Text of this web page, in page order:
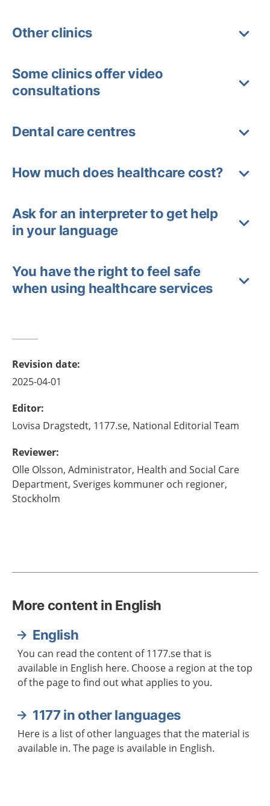
Other clinics
Some clinics offer video
consultations
Dental care centres
How much does healthcare cost?
Ask for an interpreter to get help
in your language
You have the right to feel safe
when using healthcare services
Revision date:
2025-04-01
Editor:
Lovisa Dragstedt, 1177.se, National Editorial Team
Reviewer:
Olle Olsson, Administrator, Health and Social Care
Department, Sveriges kommuner och regioner,
Stockholm
More content in English
English
You can read the content of 1177.se that is
available in English here. Choose a region at the top
of the page to find out what applies to you.
1177 in other languages
Here is a list of other languages that the material is
available in. The page is available in English.